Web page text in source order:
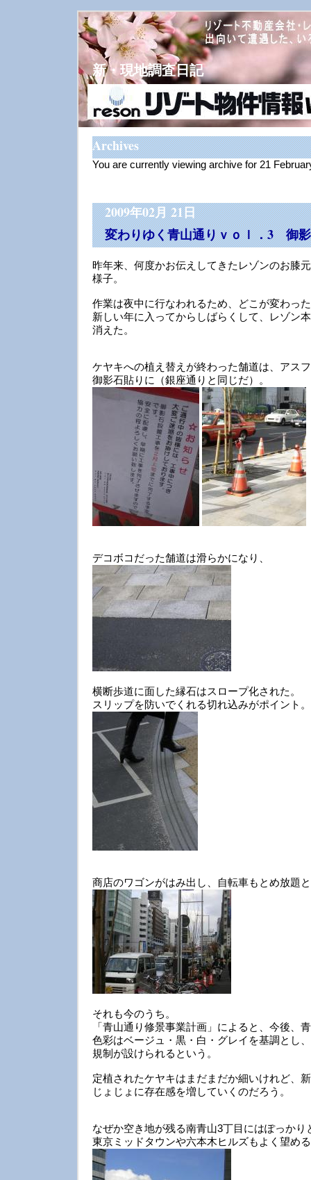
新・現地調査日記
Archives
You are currently viewing archive for 21
2009年02月 21日
変わりゆく青山通りｖｏｌ．3 御
昨年来、何度かお伝えしてきたレゾンのお膝
様子。
作業は夜中に行なわれるため、どこが変わっ
新しい年に入ってからしばらくして、レゾン
消えた。
ケヤキへの植え替えが終わった舗道は、アス
御影石貼りに（銀座通りと同じだ）。
デコボコだった舗道は滑らかになり、
横断歩道に面した縁石はスロープ化された。
スリップを防いでくれる切れ込みがポイント。
商店のワゴンがはみ出し、自転車もとめ放題
それも今のうち。
「青山通り修景事業計画」によると、今後、
色彩はベージュ・黒・白・グレイを基調とし
規制が設けられるという。
定植されたケヤキはまだまだか細いけれど、
じょじょに存在感を増していくのだろう。
なぜか空き地が残る南青山3丁目にはぽっかり
東京ミッドタウンや六本木ヒルズもよく望め